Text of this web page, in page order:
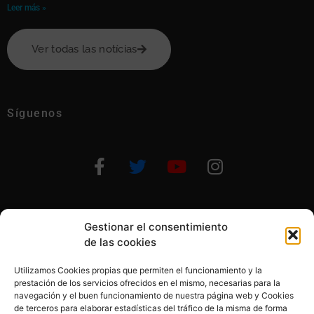
Gestionar el consentimiento
de las cookies
Utilizamos Cookies propias que permiten el funcionamiento y la
prestación de los servicios ofrecidos en el mismo, necesarias para la
navegación y el buen funcionamiento de nuestra página web y Cookies
de terceros para elaborar estadísticas del tráfico de la misma de forma
Leer más »
Ver todas las notícias
Síguenos
Otras formas de ayudar